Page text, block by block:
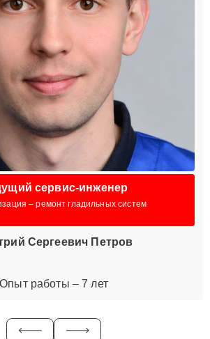
сервис-инженер
– ремонт гладильных систем
Сергеевич Петров
Опыт работы – 7 лет